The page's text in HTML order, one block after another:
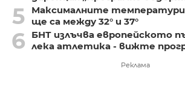
5
Максималните
ще са между 32° и 37°
6
БНТ излъчва европейското
лека атлетика - вижте
Реклама